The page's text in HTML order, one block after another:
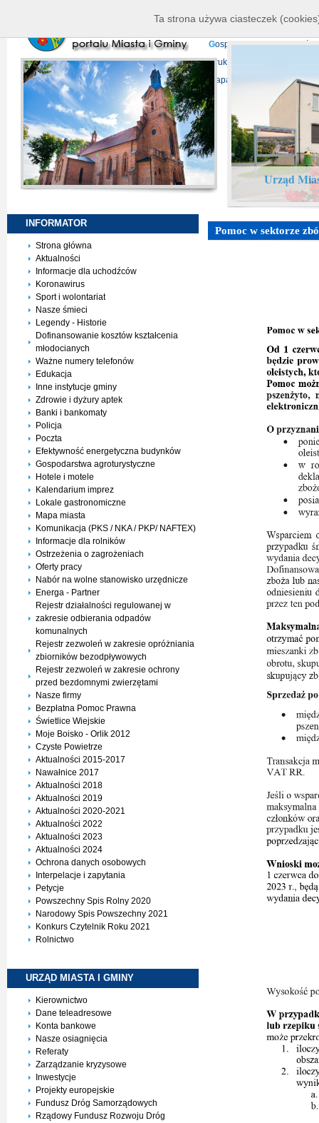
P
rojekty europejskie
Gospodarka
D ruki do pobrania
Mapa serwisu
Urząd
INFORMATOR
Strona główna
Aktualności
Informacje dla uchodźców
Koronawirus
Sport i wolontariat
Nasze śmieci
Legendy - Historie
Dofinansowanie kosztów kształcenia
młodocianych
Ważne numery telefonów
Edukacja
Inne instytucje gminy
Zdrowie i dyżury aptek
Banki i bankomaty
Policja
Poczta
Efektywność energetyczna budynków
Gospodarstwa agroturystyczne
Hotele i motele
Kalendarium imprez
Lokale gastronomiczne
Mapa miasta
Komunikacja (PKS / NKA / PKP/ NAFTEX)
Informacje dla rolników
Ostrzeżenia o zagrożeniach
Oferty pracy
Nabór na wolne stanowisko urzędnicze
Energa - Partner
Rejestr działalności regulowanej w
zakresie odbierania odpadów
komunalnych
Rejestr zezwoleń w zakresie opróżniania
zbiorników bezodpływowych
Rejestr zezwoleń w zakresie ochrony
przed bezdomnymi zwierzętami
Nasze firmy
Bezpłatna Pomoc Prawna
Świetlice Wiejskie
Moje Boisko - Orlik 2012
Czyste Powietrze
Aktualności 2015-2017
Nawałnice 2017
Aktualności 2018
Aktualności 2019
Aktualności 2020-2021
Aktualności 2022
Aktualności 2023
Aktualności 2024
Ochrona danych osobowych
Interpelacje i zapytania
Petycje
Powszechny Spis Rolny 2020
Narodowy Spis Powszechny 2021
Konkurs Czytelnik Roku 2021
Rolnictwo
URZĄD MIASTA I GMINY
Kierownictwo
Dane teleadresowe
Konta bankowe
Nasze osiagnięcia
Referaty
Zarządzanie kryzysowe
Inwestycje
Projekty europejskie
Fundusz Dróg Samorządowych
Rządowy Fundusz Rozwoju Dróg
Pomoc w sektorze
Ta strona używa ciasteczek